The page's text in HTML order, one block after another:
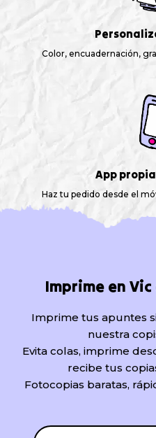
Color, encuadernación,
App
Haz tu pedido desde el
Imprime en
Imprime tus apuntes
nuestra
Evita colas, imprime
recibe tus
Fotocopias baratas,